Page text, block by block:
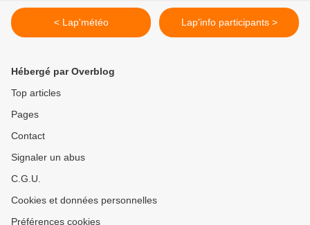
< Lap'météo Lap'info participants >
Hébergé par Overblog
Top articles
Pages
Contact
Signaler un abus
C.G.U.
Cookies et données personnelles
Préférences cookies